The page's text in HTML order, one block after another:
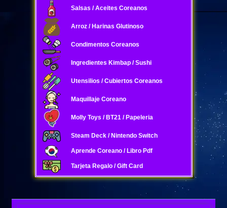
Salsas / Aceites Coreanos
Arroz / Harinas Glutinoso
Condimentos Coreanos
Ingredientes Kimbap / Sushi
Utensilios / Cubiertos Coreanos
Maquillaje Coreano
Molly Toys / BT21 / Papeleria
Steam Deck / Nintendo Switch
Aprende Coreano / Libro Pdf
Tarjeta Regalo / Gift Card